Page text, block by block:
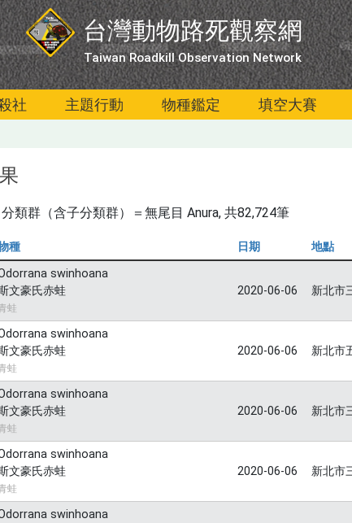
台灣動物路死觀察網
Taiwan Roadkill Observation Network
社 主題行動 物種鑑定 填空大賽
分類群（含子分類群）＝無尾目 Anura, 共82,724筆
種 日期 地點
swinhoana
文豪氏赤蛙
蛙
2020-06-06 新北市
swinhoana
文豪氏赤蛙
蛙
2020-06-06 新北市
swinhoana
文豪氏赤蛙
蛙
2020-06-06 新北市
swinhoana
文豪氏赤蛙
蛙
2020-06-06 新北市
swinhoana